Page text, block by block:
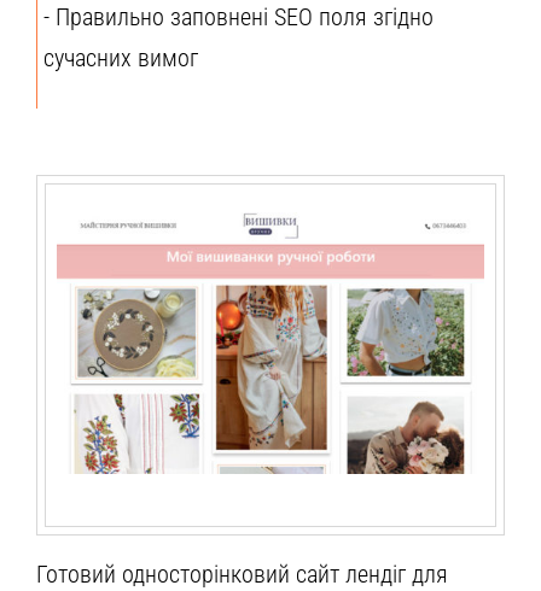
- Правильно заповнені SEO поля згідно
сучасних вимог
Готовий односторінковий сайт лендіг для